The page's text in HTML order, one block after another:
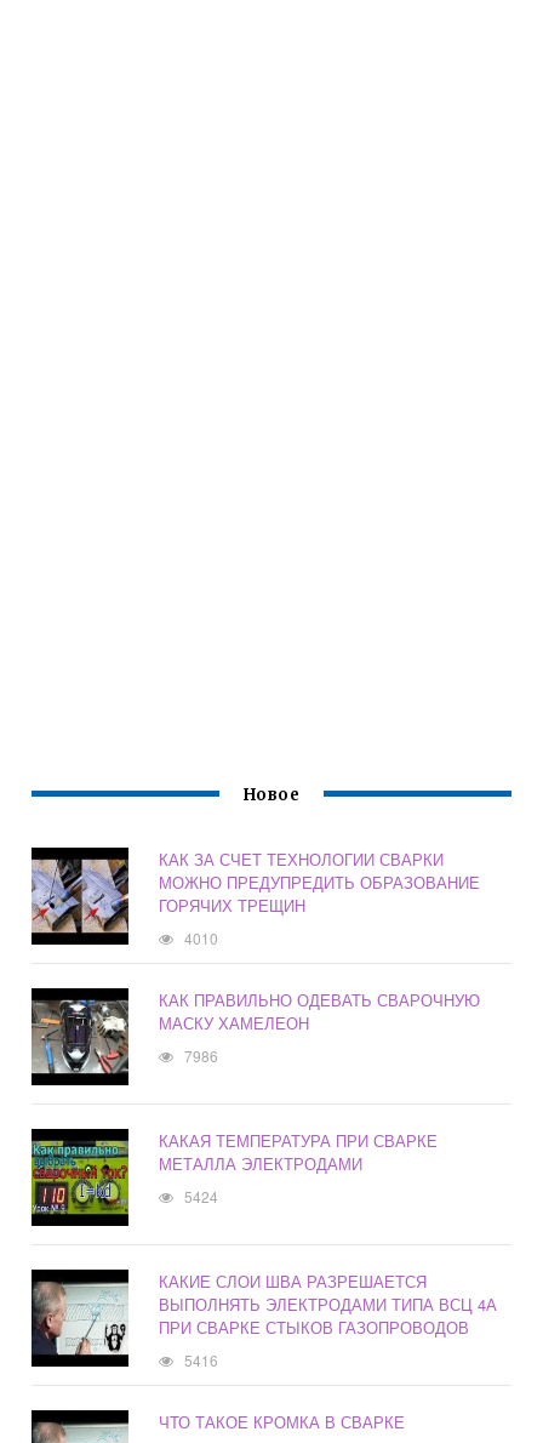
Новое
КАК ЗА СЧЕТ ТЕХНОЛОГИИ СВАРКИ
МОЖНО ПРЕДУПРЕДИТЬ ОБРАЗОВАНИЕ
ГОРЯЧИХ ТРЕЩИН
4010
КАК ПРАВИЛЬНО ОДЕВАТЬ СВАРОЧНУЮ
МАСКУ ХАМЕЛЕОН
7986
КАКАЯ ТЕМПЕРАТУРА ПРИ СВАРКЕ
МЕТАЛЛА ЭЛЕКТРОДАМИ
5424
КАКИЕ СЛОИ ШВА РАЗРЕШАЕТСЯ
ВЫПОЛНЯТЬ ЭЛЕКТРОДАМИ ТИПА ВСЦ 4А
ПРИ СВАРКЕ СТЫКОВ ГАЗОПРОВОДОВ
5416
ЧТО ТАКОЕ КРОМКА В СВАРКЕ